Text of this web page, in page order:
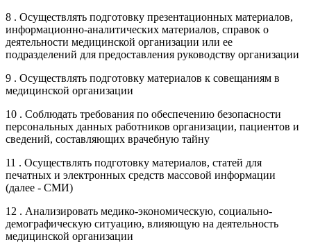
8 . Осуществлять подготовку презентационных материалов,
информационно-аналитических материалов, справок о
деятельности медицинской организации или ее
подразделений для предоставления руководству организации
9 . Осуществлять подготовку материалов к совещаниям в
медицинской организации
10 . Соблюдать требования по обеспечению безопасности
персональных данных работников организации, пациентов и
сведений, составляющих врачебную тайну
11 . Осуществлять подготовку материалов, статей для
печатных и электронных средств массовой информации
(далее - СМИ)
12 . Анализировать медико-экономическую, социально-
демографическую ситуацию, влияющую на деятельность
медицинской организации